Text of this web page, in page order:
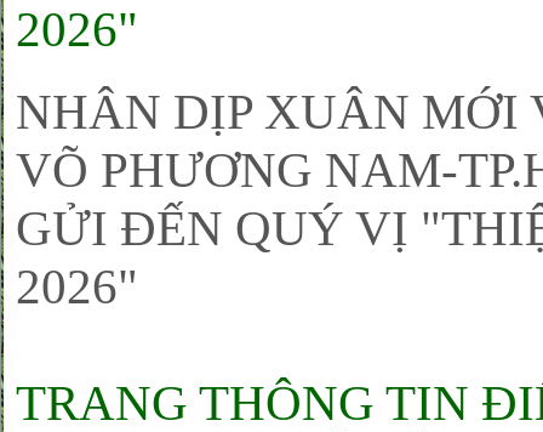
2026"
NHÂN DỊP XUÂN MỚI
VÕ PHƯƠNG NAM-
GỬI ĐẾN QUÝ VỊ
2026"
TRANG THÔNG TIN